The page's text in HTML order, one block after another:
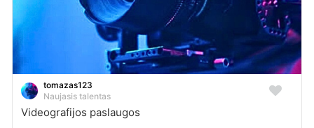
tomazas123
Naujasis talentas
Videografijos paslaugos